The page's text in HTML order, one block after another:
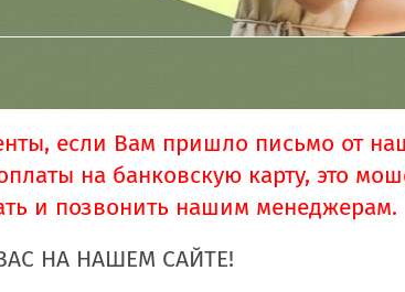
если Вам пришло письмо от
на банковскую карту, это
и позвонить нашим менеджерам.
НА НАШЕМ САЙТЕ!